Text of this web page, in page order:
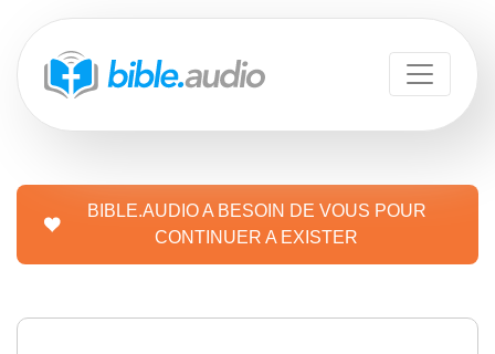
BIBLE.AUDIO A BESOIN DE VOUS POUR
CONTINUER A EXISTER